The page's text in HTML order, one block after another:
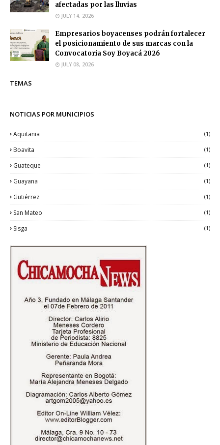
afectadas por las lluvias
JULY 14, 2026
Empresarios boyacenses podrán fortalecer
el posicionamiento de sus marcas con la
Convocatoria Soy Boyacá 2026
JULY 08, 2026
TEMAS
NOTICIAS POR MUNICIPIOS
Aquitania (1)
Boavita (1)
Guateque (1)
Guayana (1)
Gutiérrez (1)
San Mateo (1)
Sisga (1)